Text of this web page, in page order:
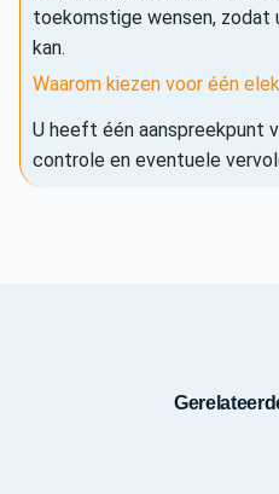
toekomstige wensen, zodat
kan.
Waarom kiezen voor één
U heeft één aanspreekpunt
controle en eventuele